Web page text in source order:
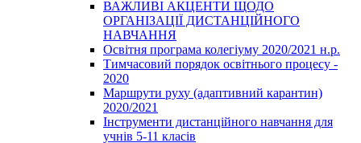
ВАЖЛИВІ АКЦЕНТИ ЩОДО
ОРГАНІЗАЦІЇ ДИСТАНЦІЙНОГО
НАВЧАННЯ
Освітня програма колегіуму 2020/2021 н.р.
Тимчасовий порядок освітнього процесу -
2020
Маршрути руху (адаптивний карантин)
2020/2021
Інструменти дистанційного навчання для
учнів 5-11 класів